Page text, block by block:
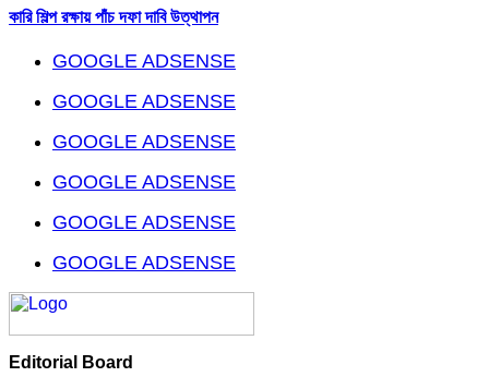
কারি শিল্প রক্ষায় পাঁচ দফা দাবি উত্থাপন
GOOGLE ADSENSE
GOOGLE ADSENSE
GOOGLE ADSENSE
GOOGLE ADSENSE
GOOGLE ADSENSE
GOOGLE ADSENSE
Editorial Board